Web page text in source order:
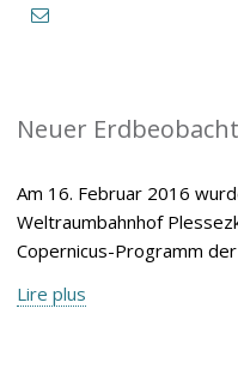
Neuer
Am 16. Februar 2016
Weltraumbahnhof
Copernicus-Programm
Lire plus